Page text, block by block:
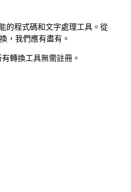
的程式碼和文字處理工具。從
，我們應有盡有。
轉換工具無需註冊。